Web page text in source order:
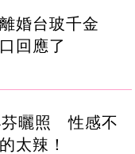
婚台玻千金
回應了
芬曬照 性感不
太辣！